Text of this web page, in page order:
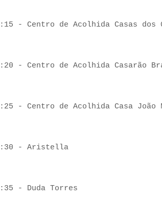
- Centro de Acolhida Casas dos
- Centro de Acolhida Casarão
- Centro de Acolhida Casa João
- Aristella
- Duda Torres